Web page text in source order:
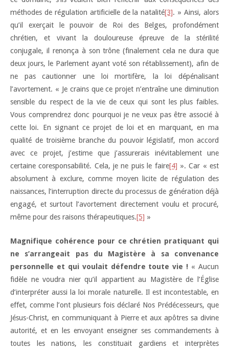
méthodes de régulation artificielle de la natalité[3]. » Ainsi, alors
qu’il exerçait le pouvoir de Roi des Belges, profondément
chrétien, et vivant la douloureuse épreuve de la stérilité
conjugale, il renonça à son trône (finalement cela ne dura que
deux jours, le Parlement ayant voté son rétablissement), afin de
ne pas cautionner une loi mortifère, la loi dépénalisant
l’avortement. « Je crains que ce projet n’entraîne une diminution
sensible du respect de la vie de ceux qui sont les plus faibles.
Vous comprendrez donc pourquoi je ne veux pas être associé à
cette loi. En signant ce projet de loi et en marquant, en ma
qualité de troisième branche du pouvoir législatif, mon accord
avec ce projet, j’estime que j’assurerais inévitablement une
certaine coresponsabilité. Cela, je ne puis le faire[4] ». Car « est
absolument à exclure, comme moyen licite de régulation des
naissances, l’interruption directe du processus de génération déjà
engagé, et surtout l’avortement directement voulu et procuré,
même pour des raisons thérapeutiques.[5] »
Magnifique cohérence pour ce chrétien pratiquant qui
ne s’arrangeait pas du Magistère à sa convenance
personnelle et qui voulait défendre toute vie ! « Aucun
fidèle ne voudra nier qu’il appartient au Magistère de l’Église
d’interpréter aussi la loi morale naturelle. Il est incontestable, en
effet, comme l’ont plusieurs fois déclaré Nos Prédécesseurs, que
Jésus-Christ, en communiquant à Pierre et aux apôtres sa divine
autorité, et en les envoyant enseigner ses commandements à
toutes les nations, les constituait gardiens et interprètes